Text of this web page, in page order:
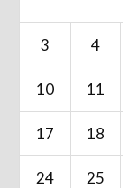
3 4
10 11
17 18
24 25